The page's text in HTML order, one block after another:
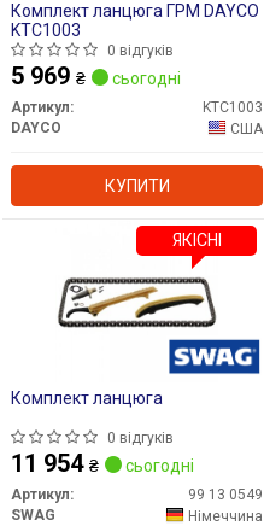
Комплект ланцюга ГРМ DAYCO
KTC1003
0 відгуків
5 969 ₴ сьогодні
Артикул:
KTC1003
DAYCO
США
КУПИТИ
Комплект ланцюга
0 відгуків
11 954 ₴ сьогодні
Артикул:
99 13 0549
SWAG
Німеччина
ЯКІСНІ